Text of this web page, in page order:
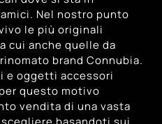
Nel nostro punto
le più originali
cui anche quelle da
brand Connubia.
e oggetti accessori
questo motivo
vendita di una vasta